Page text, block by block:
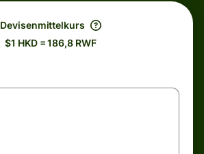
Devisenmittelkurs
$1 HKD = 186,8 RWF